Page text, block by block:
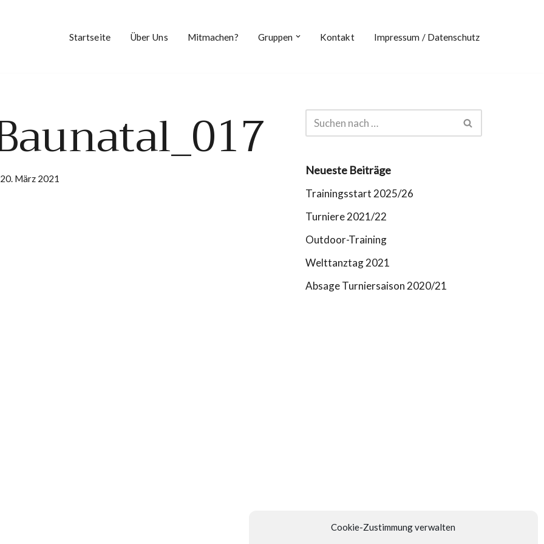
Cookie-Zustimmung verwalten
Startseite Über Uns Mitmachen? Gruppen Kontakt Impressum / Datenschutz
20. März 2021
Neueste Beiträge
Trainingsstart 2025/26
Turniere 2021/22
Outdoor-Training
Welttanztag 2021
Absage Turniersaison 2020/21